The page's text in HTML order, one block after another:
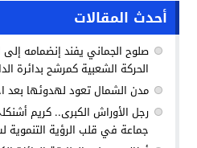
أحدث المقالات
صلوح الجماني يفند إنضمامه إلى
الحركة الشعبية كمرشح بدائرة
مدن الشمال تعود لهدوئها بعد
جماعة في قلب الرؤية